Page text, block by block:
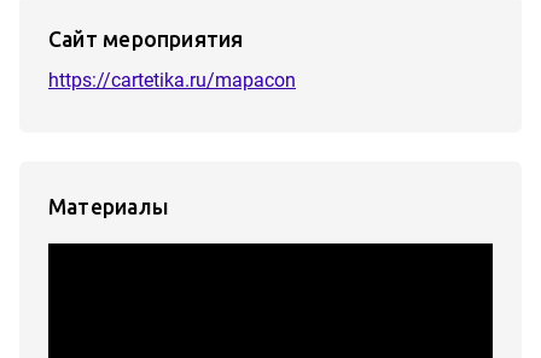
Сайт мероприятия
https://cartetika.ru/mapacon
Материалы